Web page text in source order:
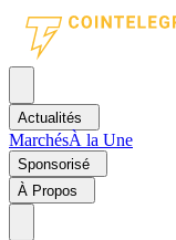
Actualités
MarchésÀ la Une
Sponsorisé
À Propos